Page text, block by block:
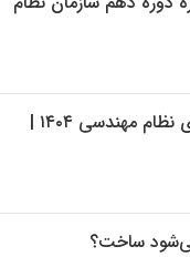
لغو پذیرش مشروط در آزمون‌های نظام مهندسی ۱۴۰۴ |